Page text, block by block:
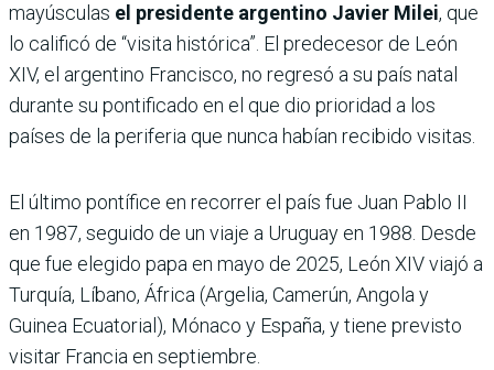
mayúsculas el presidente argentino Javier Milei, que
lo calificó de “visita histórica”. El predecesor de León
XIV, el argentino Francisco, no regresó a su país natal
durante su pontificado en el que dio prioridad a los
países de la periferia que nunca habían recibido visitas.
El último pontífice en recorrer el país fue Juan Pablo II
en 1987, seguido de un viaje a Uruguay en 1988. Desde
que fue elegido papa en mayo de 2025, León XIV viajó a
Turquía, Líbano, África (Argelia, Camerún, Angola y
Guinea Ecuatorial), Mónaco y España, y tiene previsto
visitar Francia en septiembre.